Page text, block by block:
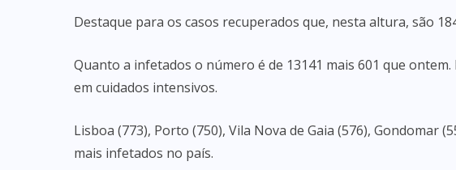
Destaque para os casos recuperados que, nesta altura, são
Quanto a infetados o número é de 13141 mais 601 que
em cuidados intensivos.
Lisboa (773), Porto (750), Vila Nova de Gaia (576), Gondomar
mais infetados no país.